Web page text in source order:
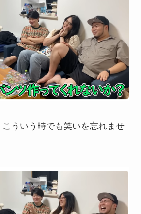
ういう時でも笑いを忘れませ